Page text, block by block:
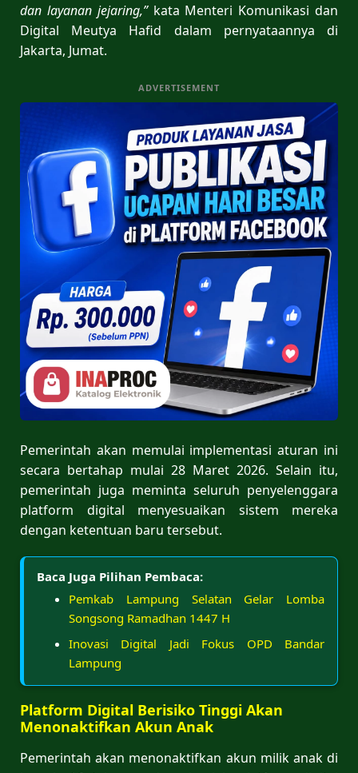
dan layanan jejaring,”kata Menteri Komunikasi dan
Digital Meutya Hafid dalam pernyataannya di
Jakarta, Jumat.
ADVERTISEMENT
Pemerintah akan memulai implementasi aturan ini
secara bertahap mulai 28 Maret 2026. Selain itu,
pemerintah juga meminta seluruh penyelenggara
platform digital menyesuaikan sistem mereka
dengan ketentuan baru tersebut.
Baca Juga Pilihan Pembaca:
Pemkab Lampung Selatan Gelar Lomba
Songsong Ramadhan 1447 H
Inovasi Digital Jadi Fokus OPD Bandar
Lampung
Platform Digital Berisiko Tinggi Akan
Menonaktifkan Akun Anak
Pemerintah akan menonaktifkan akun milik anak di